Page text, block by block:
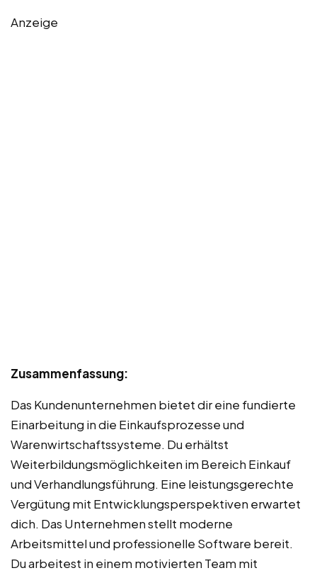
Anzeige
Zusammenfassung:
Das Kundenunternehmen bietet dir eine fundierte
Einarbeitung in die Einkaufsprozesse und
Warenwirtschaftssysteme. Du erhältst
Weiterbildungsmöglichkeiten im Bereich Einkauf
und Verhandlungsführung. Eine leistungsgerechte
Vergütung mit Entwicklungsperspektiven erwartet
dich. Das Unternehmen stellt moderne
Arbeitsmittel und professionelle Software bereit.
Du arbeitest in einem motivierten Team mit